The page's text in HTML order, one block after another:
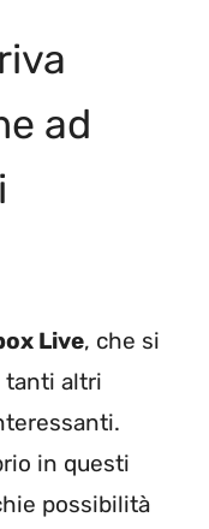
ad
Live, che si
tanti altri
in questi
possibilità